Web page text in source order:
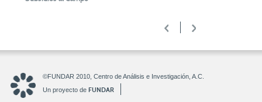
< >
©FUNDAR 2010, Centro de Análisis e Investigación, A.C.
Un proyecto de FUNDAR